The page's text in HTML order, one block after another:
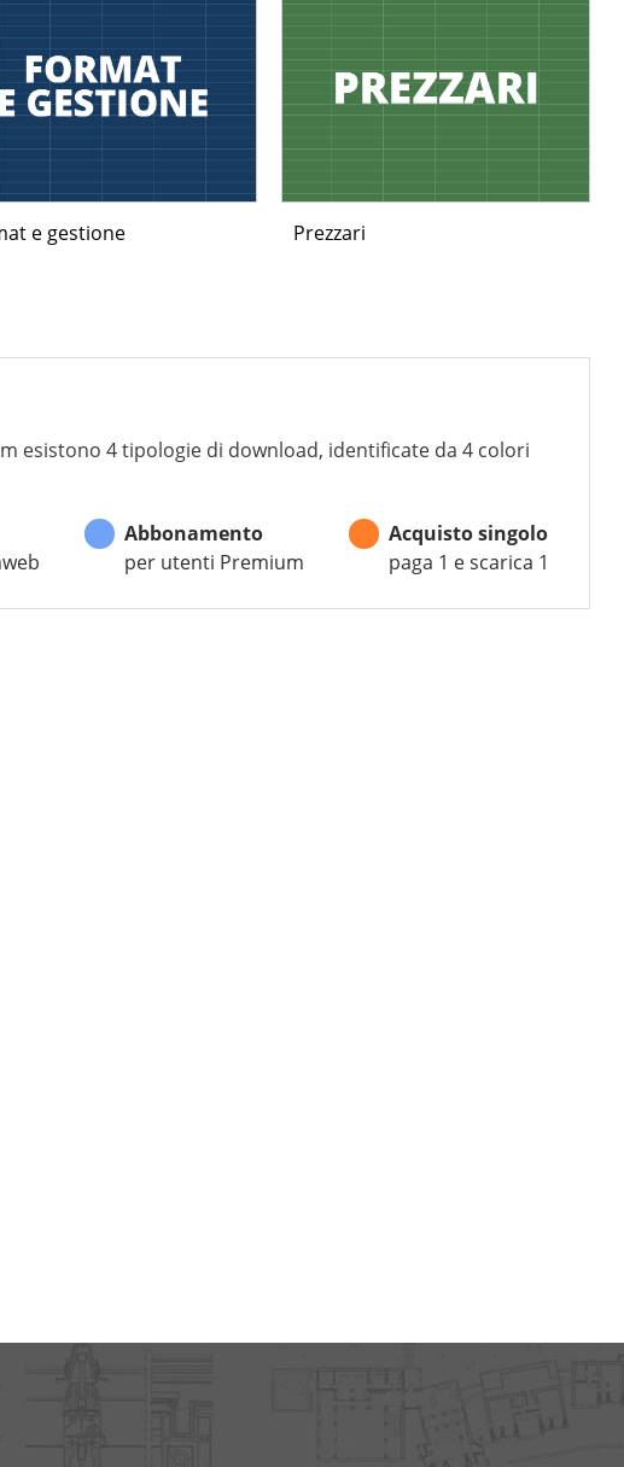
e gestione Prezzari
esistono 4 tipologie di download, identificate da 4 colori
Abbonamento
per utenti Premium
Acquisto singolo
paga 1 e scarica 1